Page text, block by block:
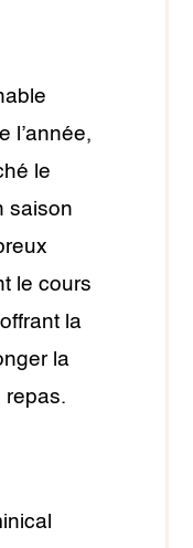
l’année,
le
saison
le cours
la
la
repas.